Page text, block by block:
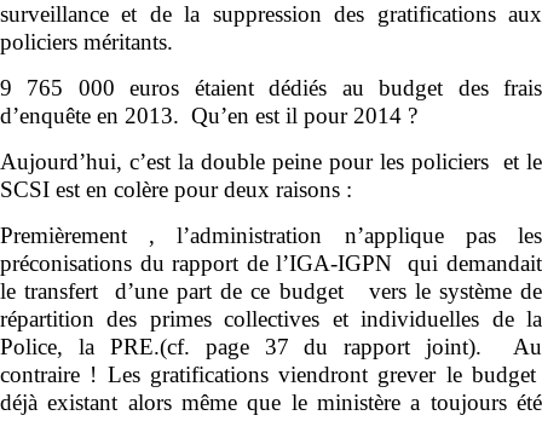
surveillance et de la suppression des gratifications aux
policiers méritants.
9 765 000 euros étaient dédiés au budget des frais
d’enquête en 2013. Qu’en est il pour 2014 ?
Aujourd’hui, c’est la double peine pour les policiers et le
SCSI est en colère pour deux raisons :
Premièrement , l’administration n’applique pas les
préconisations du rapport de l’IGA-IGPN qui demandait
le transfert d’une part de ce budget vers le système de
répartition des primes collectives et individuelles de la
Police, la PRE.(cf. page 37 du rapport joint). Au
contraire ! Les gratifications viendront grever le budget
déjà existant alors même que le ministère a toujours été